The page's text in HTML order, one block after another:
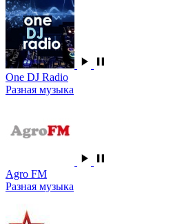
One DJ Radio
Разная музыка
Agro FM
Разная музыка